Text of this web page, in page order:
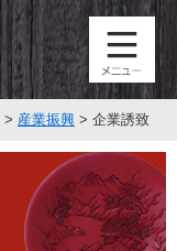
> 産業振興 > 企業誘致